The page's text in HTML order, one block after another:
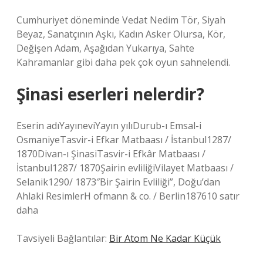
Cumhuriyet döneminde Vedat Nedim Tör, Siyah
Beyaz, Sanatçının Aşkı, Kadın Asker Olursa, Kör,
Değişen Adam, Aşağıdan Yukarıya, Sahte
Kahramanlar gibi daha pek çok oyun sahnelendi.
Şinasi eserleri nelerdir?
Eserin adıYayıneviYayın yılıDurub-ı Emsal-i
OsmaniyeTasvir-i Efkar Matbaası / İstanbul1287/
1870Divan-ı ŞinasiTasvir-i Efkâr Matbaası /
İstanbul1287/ 1870Şairin evliliğiVilayet Matbaası /
Selanik1290/ 1873″Bir Şairin Evliliği”, Doğu’dan
Ahlaki ResimlerH ofmann & co. / Berlin187610 satır
daha
Tavsiyeli Bağlantılar: Bir Atom Ne Kadar Küçük